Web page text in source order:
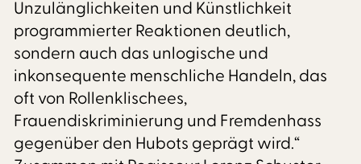
Unzulänglichkeiten und Künstlichkeit
programmierter Reaktionen deutlich,
sondern auch das unlogische und
inkonsequente menschliche Handeln, das
oft von Rollenklischees,
Frauendiskriminierung und Fremdenhass
gegenüber den Hubots geprägt wird.“